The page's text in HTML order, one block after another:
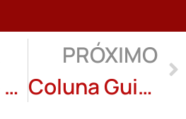
Inventário de brilhos breves e sonhos extintos: Perce Polegatto
PRÓXIMO
Coluna Guido Viaro: Conto em primeira pessoa